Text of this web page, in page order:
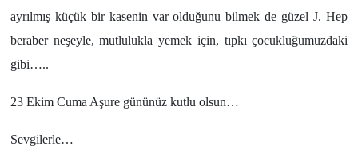
ayrılmış küçük bir kasenin var olduğunu bilmek de güzel J. Hep
beraber neşeyle, mutlulukla yemek için, tıpkı çocukluğumuzdaki
gibi…..
23 Ekim Cuma Aşure gününüz kutlu olsun…
Sevgilerle…